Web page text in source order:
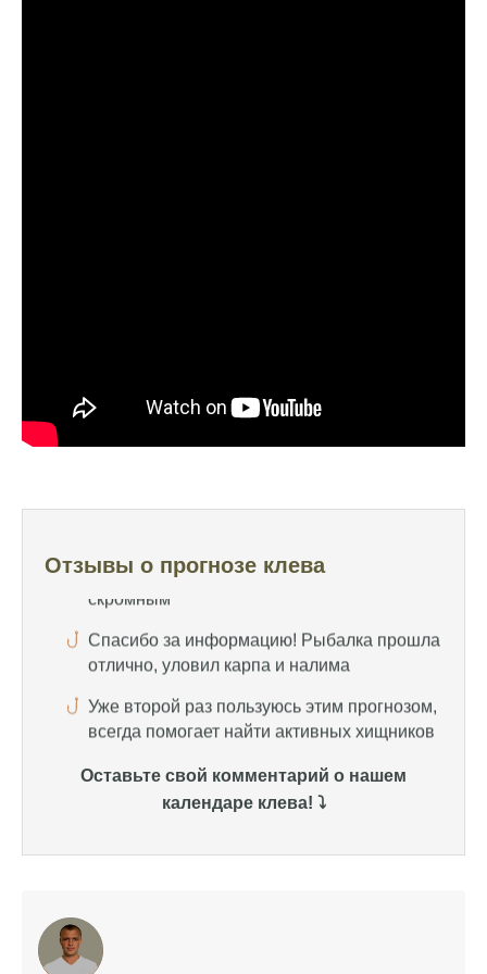
Отзывы о прогнозе клева
щук на реке
Попробовал этот календарь рыболова, но
отлично, уловил карпа и налима
Уже второй раз пользуюсь этим прогнозом,
Сегодня благодаря прогнозу клева удалось
поймать крупного щуку, удивлен, но это
действительно работает
полной ерундой, ни одной рыбы не поймал
"удачный" прогноз клева, разочарован
Прогноз клева на рыбалку на следующую
Оставьте свой комментарий о нашем
календаре клева! ⤵️